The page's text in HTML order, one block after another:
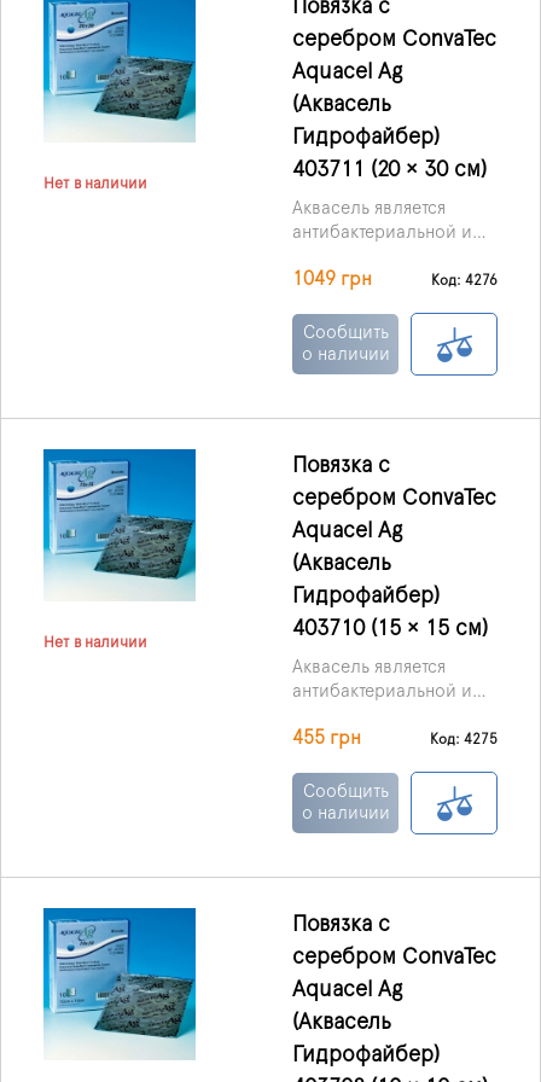
заживления раны.
Нет в наличии
Повязка с
серебром ConvaTec
Aquacel Ag
(Аквасель
Гидрофайбер)
403711 (20 × 30 см)
Аквасель является
антибактериальной и
повязкой, она
серебра. Выпускаются в
форме мягких,
стерильных нетканых
(Hydrofiber) с
включениями
ионизированного
серебра.
1049 грн Код: 4276
Сообщить
о наличии
Нет в наличии
Повязка с
серебром ConvaTec
Aquacel Ag
(Аквасель
Гидрофайбер)
403710 (15 × 15 см)
Аквасель является
антибактериальной и
повязкой, она
серебра. Выпускаются в
форме мягких,
стерильных нетканых
(Hydrofiber) с
включениями
ионизированного
серебра.
455 грн Код: 4275
Сообщить
о наличии
Повязка с
серебром ConvaTec
Aquacel Ag
(Аквасель
Гидрофайбер)